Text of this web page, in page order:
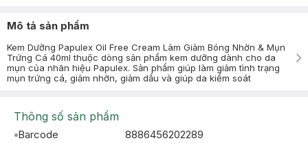
Mô tả sản phẩm
Kem Dưỡng Papulex Oil Free Cream Làm Giảm Bóng Nhờn & Mụn
Trứng Cá 40ml thuộc dòng sản phẩm kem dưỡng dành cho da
mụn của nhãn hiệu Papulex. Sản phẩm giúp làm giảm tình trạng
mụn trứng cá, giảm nhờn, giảm dầu và giúp da kiểm soát
Thông số sản phẩm
Barcode
8886456202289